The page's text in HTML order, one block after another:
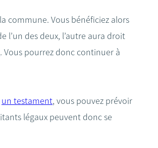
commune. Vous bénéficiez alors
l’un des deux, l’autre aura droit
. Vous pourrez donc continuer à
un testament, vous pouvez prévoir
légaux peuvent donc se